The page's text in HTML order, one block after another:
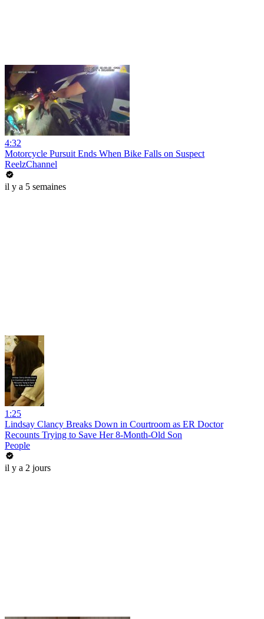
4:32
Motorcycle Pursuit Ends When Bike Falls on Suspect
ReelzChannel
il y a 5 semaines
1:25
Lindsay Clancy Breaks Down in Courtroom as ER Doctor
Recounts Trying to Save Her 8-Month-Old Son
People
il y a 2 jours